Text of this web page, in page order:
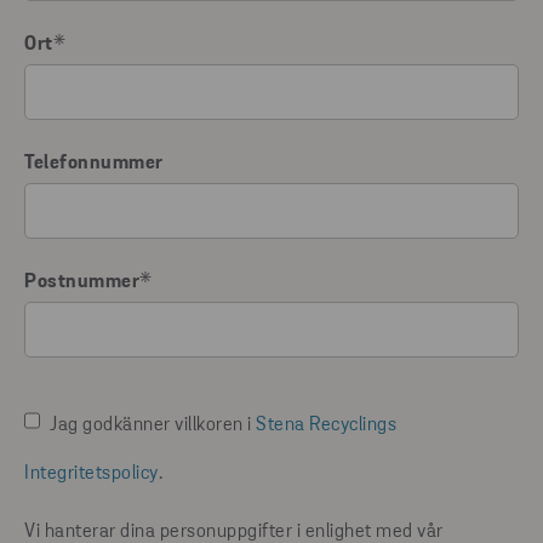
Ort*
Telefonnummer
Postnummer*
Jag godkänner villkoren i Stena Recyclings
Integritetspolicy.
Vi hanterar dina personuppgifter i enlighet med vår